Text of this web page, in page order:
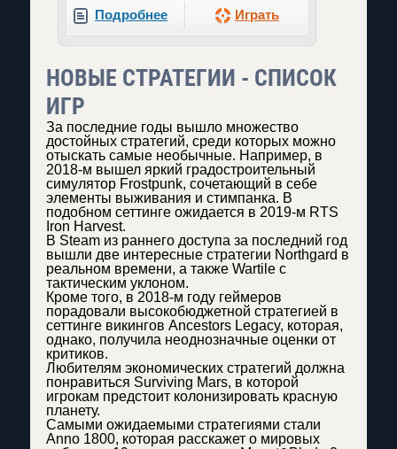
Подробнее Играть
НОВЫЕ СТРАТЕГИИ - СПИСОК
ИГР
За последние годы вышло множество
достойных стратегий, среди которых можно
отыскать самые необычные. Например, в
2018-м вышел яркий градостроительный
симулятор Frostpunk, сочетающий в себе
элементы выживания и стимпанка. В
подобном сеттинге ожидается в 2019-м RTS
Iron Harvest.
В Steam из раннего доступа за последний год
вышли две интересные стратегии Northgard в
реальном времени, а также Wartile с
тактическим уклоном.
Кроме того, в 2018-м году геймеров
порадовали высокобюджетной стратегией в
сеттинге викингов Ancestors Legacy, которая,
однако, получила неоднозначные оценки от
критиков.
Любителям экономических стратегий должна
понравиться Surviving Mars, в которой
игрокам предстоит колонизировать красную
планету.
Самыми ожидаемыми стратегиями стали
Anno 1800, которая расскажет о мировых